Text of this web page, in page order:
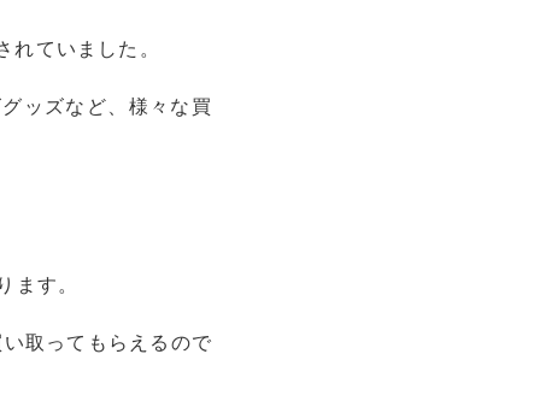
ていました。
ッズなど、様々な買
す。
取ってもらえるので